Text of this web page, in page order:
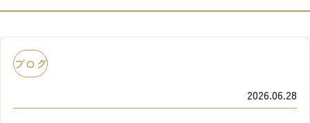
ブログ
2026.06.28